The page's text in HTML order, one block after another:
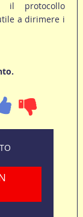
il protocollo
a dirimere i